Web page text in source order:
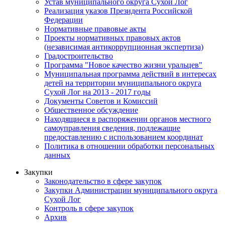
Реализация указов Президента Российской
Федерации
Нормативные правовые акты
Проекты нормативных правовых актов
(независимая антикоррупционная экспертиза)
Градостроительство
Программа "Новое качество жизни уральцев"
Муниципальная программа действий в интересах
детей на территории муниципального округа
Сухой Лог на 2013 - 2017 годы
Документы Советов и Комиссий
Общественное обсуждение
Находящиеся в распоряжении органов местного
самоуправления сведения, подлежащие
предоставлению с использованием координат
Политика в отношении обработки персональных
данных
Закупки
Законодательство в сфере закупок
Закупки Администрации муниципального округа
Сухой Лог
Контроль в сфере закупок
Архив